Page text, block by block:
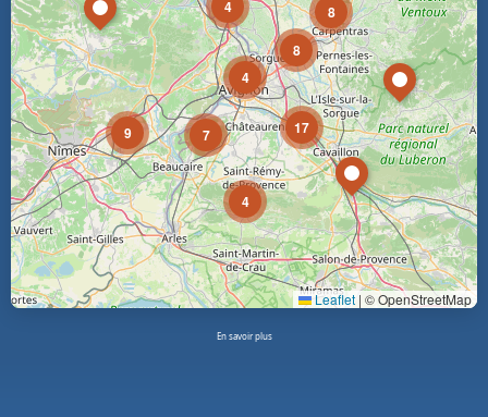
4
9 7
4
4
17
8
8
Leaflet | © OpenStreetMap
En savoir plus